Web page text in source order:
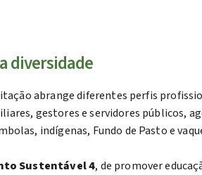
diversidade
abrange diferentes perfis
gestores e servidores públicos,
indígenas, Fundo de Pasto e
Sustentável 4, de promover